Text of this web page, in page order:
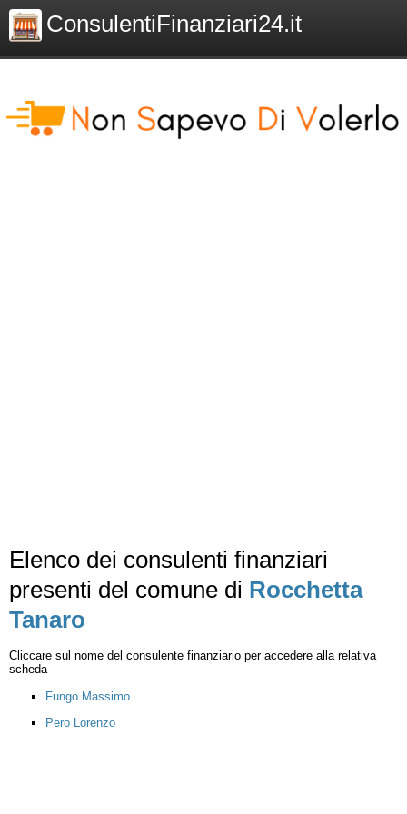
ConsulentiFinanziari24.it
Elenco dei consulenti finanziari
presenti del comune di Rocchetta
Tanaro
Cliccare sul nome del consulente finanziario per accedere alla relativa
scheda
Fungo Massimo
Pero Lorenzo